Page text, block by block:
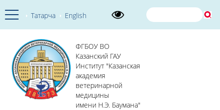
Татарча English
ФГБОУ ВО
Казанский ГАУ
Институт "Казанская
академия
ветеринарной
медицины
имени Н.Э. Баумана"